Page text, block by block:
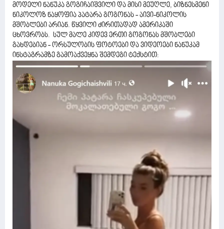
მოდელი ნანუკა გოგიჩაიშვილი და მისი მეუღლე, ბიზნესმენი
ნიკოლოზ ნაყოფია პატარა გოგონას - აივი-ნიკოლის
მშობლები არიან. წყვილი ძირითადად ამერიკაში
ცხოვრობს. სულ მალე კიდევ ერთი გოგონას მშობლები
გახდებიან - ორსულობის ფოტოები და ვიდეოები ნანუკამ
ინსტაგრამზე გამოაქვეყნა შემდეგი ტექსტით: